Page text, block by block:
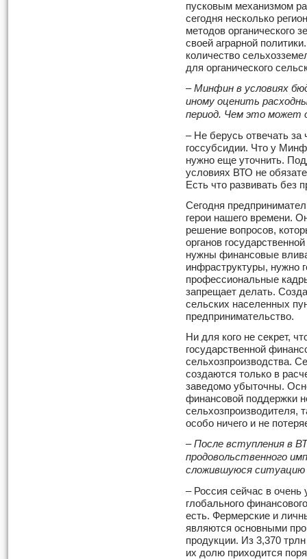
пусковым механизмом
сегодня несколько
методов органического
своей аграрной
количество
для органического
– Минфин в условиях
иному оценить
период. Чем это может
– Не берусь отвечать
госсубсидии. Что у
нужно еще уточнить.
условиях ВТО не
Есть что развивать без
Сегодня
герои нашего времени.
решение вопросов,
органов
нужны финансовые
инфраструктуры, нужно
профессиональные
запрещает делать.
сельских населенных
предпринимательство.
Ни для кого не секрет,
государственной
сельхозпроизводства.
создаются только в
заведомо убыточны.
финансовой поддержки
сельхозпроизводителя,
особо ничего и не
– После вступления в
продовольственного
сложившуюся ситуацию
– Россия сейчас в
глобального
есть. Фермерские и
являются основными
продукции. Из 3,370
их долю приходится